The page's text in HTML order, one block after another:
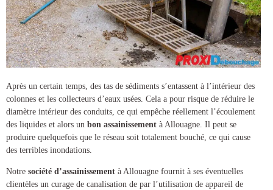
Après un certain temps, des tas de sédiments s’entassent à l’intérieur des
colonnes et les collecteurs d’eaux usées. Cela a pour risque de réduire le
diamètre intérieur des conduits, ce qui empêche réellement l’écoulement
des liquides et alors un bon assainissement à Allouagne . Il peut se
produire quelquefois que le réseau soit totalement bouché, ce qui cause
des terribles inondations.
Notre société d’assainissement à Allouagne fournit à ses éventuelles
clientèles un curage de canalisation de par l’utilisation de appareil de